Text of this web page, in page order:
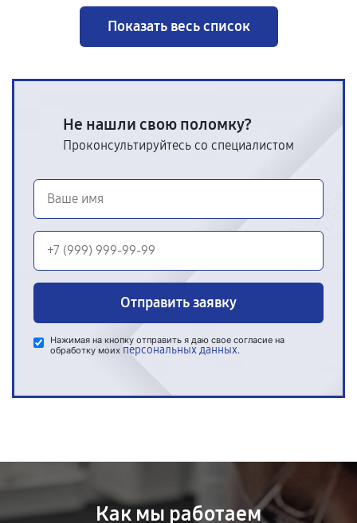
Показать весь список
Не нашли свою поломку?
Проконсультируйтесь со специалистом
Отправить заявку
Нажимая на кнопку отправить я даю свое согласие на
обработку моих персональных данных.
Как мы работаем